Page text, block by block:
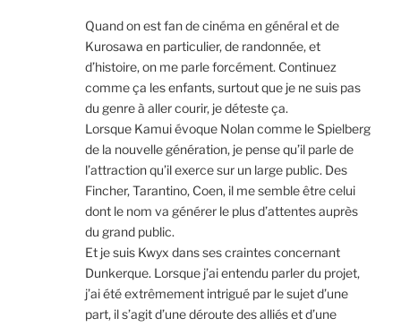
Quand on est fan de cinéma en général et de
Kurosawa en particulier, de randonnée, et
d’histoire, on me parle forcément. Continuez
comme ça les enfants, surtout que je ne suis pas
du genre à aller courir, je déteste ça.
Lorsque Kamui évoque Nolan comme le Spielberg
de la nouvelle génération, je pense qu’il parle de
l’attraction qu’il exerce sur un large public. Des
Fincher, Tarantino, Coen, il me semble être celui
dont le nom va générer le plus d’attentes auprès
du grand public.
Et je suis Kwyx dans ses craintes concernant
Dunkerque. Lorsque j’ai entendu parler du projet,
j’ai été extrêmement intrigué par le sujet d’une
part, il s’agit d’une déroute des alliés et d’une